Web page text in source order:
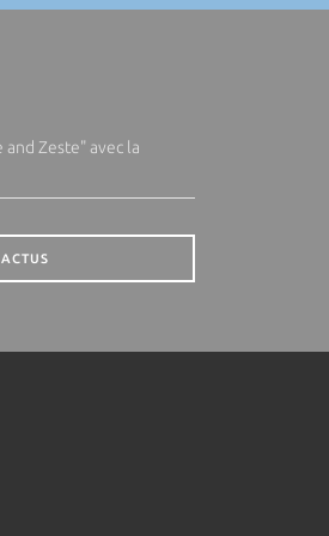
and Zeste" avec la